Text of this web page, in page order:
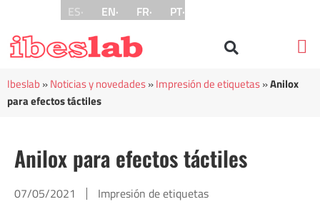
ES· EN· FR· PT·
Ibeslab »Noticias y novedades»Impresión de etiquetas»Anilox
para efectos táctiles
Anilox para efectos táctiles
07/05/2021 Impresión de etiquetas